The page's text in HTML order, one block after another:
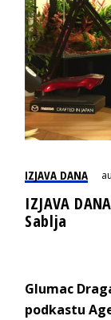
IZJAVA DANA
IZJAVA
Sablja
Glumac
podkastu